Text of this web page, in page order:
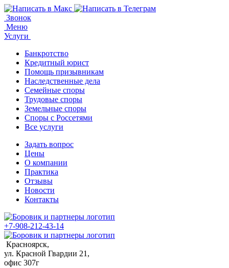
Звонок
Меню
Услуги
Банкротство
Кредитный юрист
Помощь призывникам
Наследственные дела
Семейные споры
Трудовые споры
Земельные споры
Споры с Россетями
Все услуги
Задать вопрос
Цены
О компании
Практика
Отзывы
Новости
Контакты
+7-908-212-43-14
Красноярск,
ул. Красной Гвардии 21,
офис 307г